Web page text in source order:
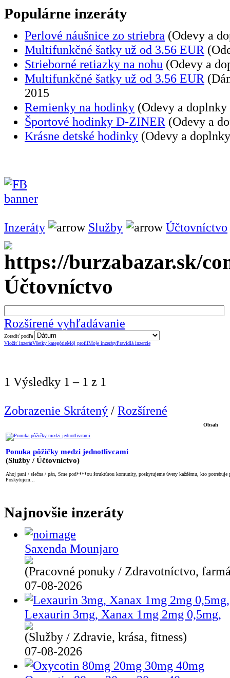
Populárne inzeráty
Perlové náušnice zo striebra (Odevy a
Multifunkčné šatky už od 3.56 EUR
Strieborné retiazky na nohu (Odevy a
Multifunkčné šatky už od 3.56 EUR
2015
Remienky na hodinky (Odevy a
Športové hodinky D-ZINER (Odevy a
Krásne detské hodinky (Odevy a
Inzeráty Služby Účtovníctvo
Účtovníctvo
Rozšírené vyhľadávanie
Zoradiť podľa
Vložiť inzerátVšetky kategórieMôj profilMoje inzerátyPravidlá inzercie
1 Výsledky 1 – 1 z 1
Zobrazenie Skrátený / Rozšírené
Obsah
Ponuka pôžičky medzi jednotlivcami
(Služby / Účtovníctvo)
Ahoj pani / slečna / pán, Sme pod****ou štruktúrou komunity, poskytujeme úvery každému, kto
Poskytujem...
Najnovšie inzeráty
Saxenda Mounjaro
(Pracovné ponuky / Zdravotníctvo,
07-08-2026
Lexaurin 3mg, Xanax 1mg 2mg 0,5mg,
(Služby / Zdravie, krása, fitness)
07-08-2026